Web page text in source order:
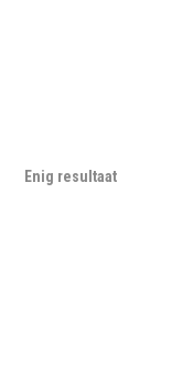
Enig resultaat